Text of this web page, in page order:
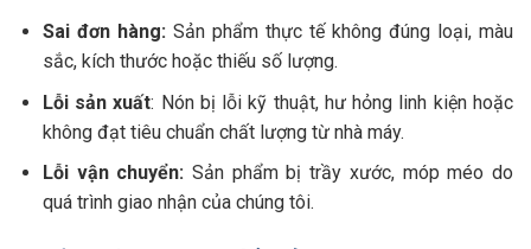
Sai đơn hàng:Sản phẩm thực tế không đúng loại, màu
sắc, kích thước hoặc thiếu số lượng.
Lỗi sản xuất: Nón bị lỗi kỹ thuật, hư hỏng linh kiện hoặc
không đạt tiêu chuẩn chất lượng từ nhà máy.
Lỗi vận chuyển: Sản phẩm bị trầy xước, móp méo do
quá trình giao nhận của chúng tôi.